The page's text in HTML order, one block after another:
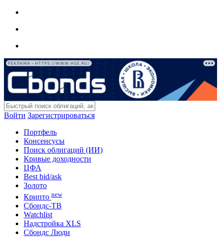
РЕКЛАМА • HTTPS://WWW.HSE.RU/
Войти Зарегистрироваться
Портфель
Консенсусы
Поиск облигаций (ИИ)
Кривые доходности
ЦФА
Best bid/ask
Золото
Крипто new
Сбондс-ТВ
Watchlist
Надстройка XLS
Сбондс Люди